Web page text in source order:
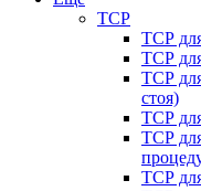
ТСР
ТСР
ТСР
ТСР
стоя)
ТСР
ТСР
ТСР